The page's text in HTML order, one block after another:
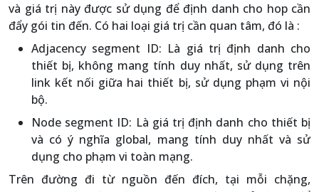
và giá trị này được sử dụng để định danh cho hop cần
đẩy gói tin đến. Có hai loại giá trị cần quan tâm, đó là :
Adjacency segment ID: Là giá trị định danh cho
thiết bị, không mang tính duy nhất, sử dụng trên
link kết nối giữa hai thiết bị, sử dụng phạm vi nội
bộ.
Node segment ID: Là giá trị định danh cho thiết bị
và có ý nghĩa global, mang tính duy nhất và sử
dụng cho phạm vi toàn mạng.
Trên đường đi từ nguồn đến đích, tại mỗi chặng,